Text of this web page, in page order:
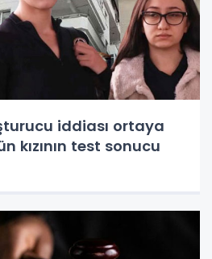
iddiası ortaya
kızının test sonucu